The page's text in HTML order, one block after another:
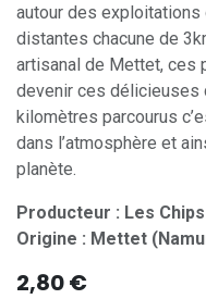
autour des exploitations
distantes chacune de
artisanal de Mettet, ces
devenir ces délicieuses
kilomètres parcourus
dans l’atmosphère et
planète.
Producteur : Les
Origine : Mettet
2,80€